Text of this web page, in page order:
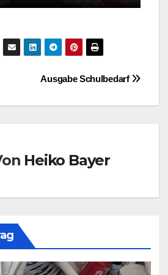
Ausgabe Schulbedarf
Heiko Bayer